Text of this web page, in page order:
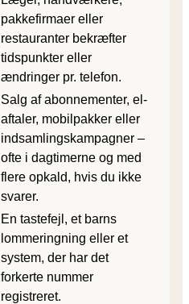
pakkefirmaer eller
restauranter bekræfter
tidspunkter eller
ændringer pr. telefon.
Salg af abonnementer, el-
aftaler, mobilpakker eller
indsamlingskampagner –
ofte i dagtimerne og med
flere opkald, hvis du ikke
svarer.
En tastefejl, et barns
lommeringning eller et
system, der har det
forkerte nummer
registreret.